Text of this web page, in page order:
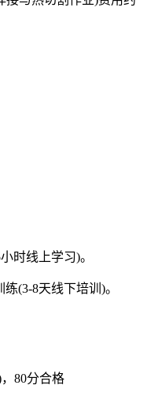
时线上学习)。
(3-8天线下培训)。
80分合格